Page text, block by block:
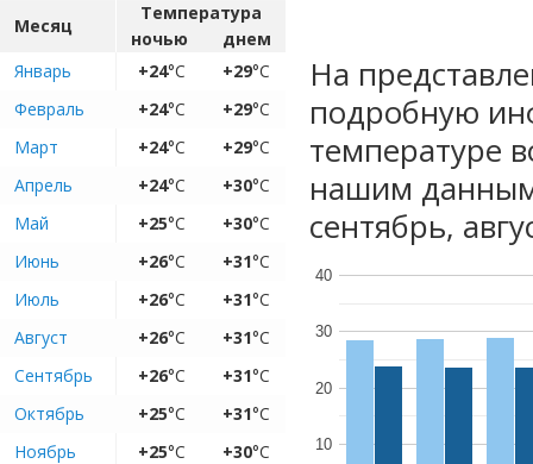
Месяц
Температура
ночью
днем
Январь
+24°C +29°C
Февраль
+24°C +29°C
Март
+24°C +29°C
Апрель
+24°C +30°C
Май
+25°C +30°C
Июнь
+26°C +31°C
Июль
+26°C +31°C
Август
+26°C +31°C
Сентябрь
+26°C +31°C
Октябрь
+25°C +31°C
Ноябрь
+25°C +30°C
На
подробную
температуре
нашим
сентябрь,
10
20
30
40